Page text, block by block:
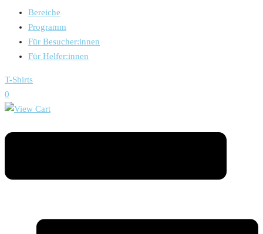
Bereiche
Programm
Für Besucher:innen
Für Helfer:innen
T-Shirts
0